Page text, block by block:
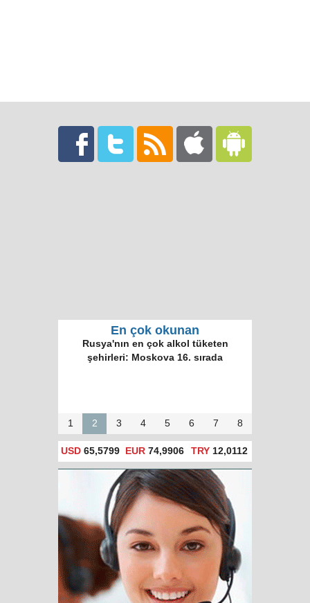
En çok okunan
Rusya'nın en çok alkol tüketen
şehirleri: Moskova 16. sırada
1 2 3 4 5 6 7 8
USD 65,5799 EUR 74,9906 TRY 12,0112